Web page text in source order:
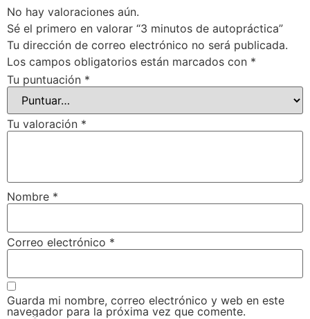
No hay valoraciones aún.
Sé el primero en valorar “3 minutos de autopráctica”
Tu dirección de correo electrónico no será publicada.
Los campos obligatorios están marcados con *
Tu puntuación *
Tu valoración *
Nombre *
Correo electrónico *
Guarda mi nombre, correo electrónico y web en este
navegador para la próxima vez que comente.